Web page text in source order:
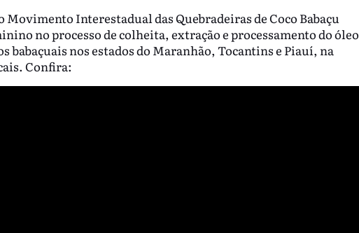
Interestadual das Quebradeiras de Coco Babaçu
no processo de colheita, extração e processamento do óleo
babaçuais nos estados do Maranhão, Tocantins e Piauí, na
Confira: